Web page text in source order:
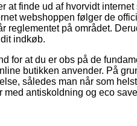
at finde ud af hvorvidt
webshoppen følger de
reglementet på området.
indkøb.
for at du er obs på de
butikken anvender. På
således man når som
med antiskoldning og eco